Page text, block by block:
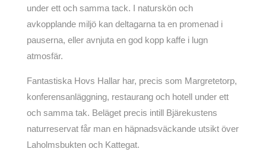
under ett och samma tack. I naturskön och
avkopplande miljö kan deltagarna ta en promenad i
pauserna, eller avnjuta en god kopp kaffe i lugn
atmosfär.
Fantastiska Hovs Hallar har, precis som Margretetorp,
konferensanläggning, restaurang och hotell under ett
och samma tak. Beläget precis intill Bjärekustens
naturreservat får man en häpnadsväckande utsikt över
Laholmsbukten och Kattegat.